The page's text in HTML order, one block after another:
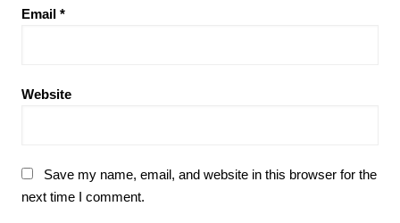
Email *
Website
Save my name, email, and website in this browser for the
next time I comment.